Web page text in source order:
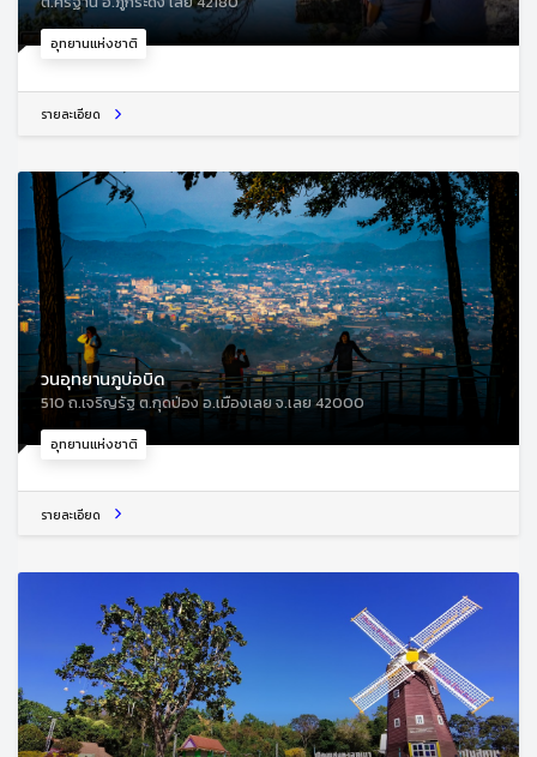
อุทยานแห่งชาติ
รายละเอียด
อุทยานแห่งชาติ
วนอุทยานภูบ่อบิด
510 ถ.เจริญรัฐ ต.กุดป่อง อ.เมืองเลย จ.เลย 42000
รายละเอียด